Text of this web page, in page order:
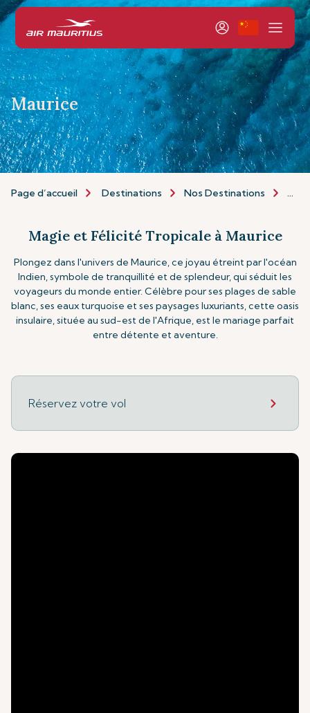
Maurice
Page d’accueil Destinations Nos Destinations Ile
Magie et Félicité Tropicale à Maurice
Plongez dans l'univers de Maurice, ce joyau étreint par l'océan
Indien, symbole de tranquillité et de splendeur, qui séduit les
voyageurs du monde entier. Célèbre pour ses plages de sable
blanc, ses eaux turquoise et ses paysages luxuriants, cette oasis
insulaire, située au sud-est de l'Afrique, est le mariage parfait
entre détente et aventure.
Réservez votre vol